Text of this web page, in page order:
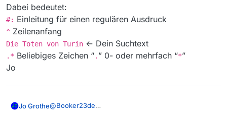
da das Thema immer ein anderes ist.
Über eine Anpassung der Sortierung, oder einem
Tipp was ich denn falsch mache um auch ohne
eine Änderung ein Abo erzeugen zu können,
würde ich mich freuen.
CU
Dabei bedeutet:
#: Einleitung für einen regulären Ausdruck
^ Zeilenanfang
Die Toten von Turin <- Dein Suchtext
.* Beliebiges Zeichen “. ” 0- oder mehrfach “*”
Jo
Jo Grothe@Booker23de